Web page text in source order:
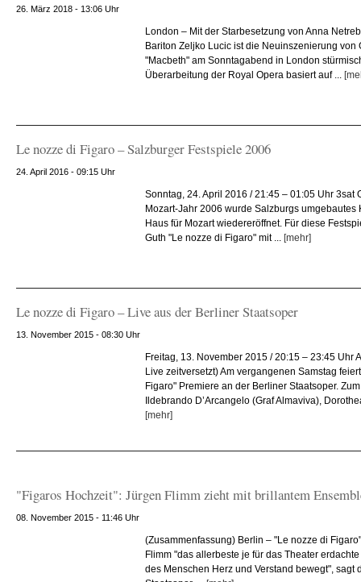
26. März 2018 - 13:06 Uhr
London – Mit der Starbesetzung von Anna
Bariton Zeljko Lucic ist die Neuinszenierung von
"Macbeth" am Sonntagabend in London
Überarbeitung der Royal Opera basiert auf ...
Le nozze di Figaro – Salzburger Festspiele 2006
24. April 2016 - 09:15 Uhr
Sonntag, 24. April 2016 / 21:45 – 01:05 Uhr 3sat
Mozart-Jahr 2006 wurde Salzburgs
Haus für Mozart wiedereröffnet. Für diese
Guth "Le nozze di Figaro" mit ... [mehr]
Le nozze di Figaro – Live aus der Berliner Staatsoper
13. November 2015 - 08:30 Uhr
Freitag, 13. November 2015 / 20:15 – 23:45 Uhr
Live zeitversetzt) Am vergangenen Samstag
Figaro" Premiere an der Berliner Staatsoper.
Ildebrando D’Arcangelo (Graf Almaviva),
[mehr]
"Figaros Hochzeit": Jürgen Flimm zieht mit brillantem
08. November 2015 - 11:46 Uhr
(Zusammenfassung) Berlin – "Le nozze di
Flimm "das allerbeste je für das Theater
des Menschen Herz und Verstand bewegt", sagt